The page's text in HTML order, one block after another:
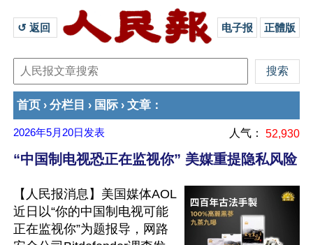
↺ 返回 电子报 正體版
首页 › 分栏目 › 国际 › 文章 ：
2026年5月20日 发表 人气： 52,930
“中国制电视恐正在监视你” 美媒重提隐私风险
【人民报消息】美国媒体AOL
近日以“你的中国制电视可能
正在监视你”为题报导，网路